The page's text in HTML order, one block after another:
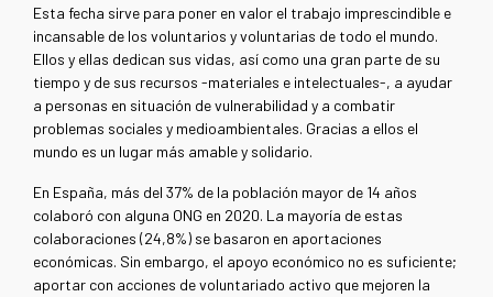
Esta fecha sirve para poner en valor el trabajo imprescindible e
incansable de los voluntarios y voluntarias de todo el mundo.
Ellos y ellas dedican sus vidas, así como una gran parte de su
tiempo y de sus recursos -materiales e intelectuales-, a ayudar
a personas en situación de vulnerabilidad y a combatir
problemas sociales y medioambientales. Gracias a ellos el
mundo es un lugar más amable y solidario.
En España, más del 37% de la población mayor de 14 años
colaboró con alguna ONG en 2020. La mayoría de estas
colaboraciones (24,8%) se basaron en aportaciones
económicas. Sin embargo, el apoyo económico no es suficiente;
aportar con acciones de voluntariado activo que mejoren la